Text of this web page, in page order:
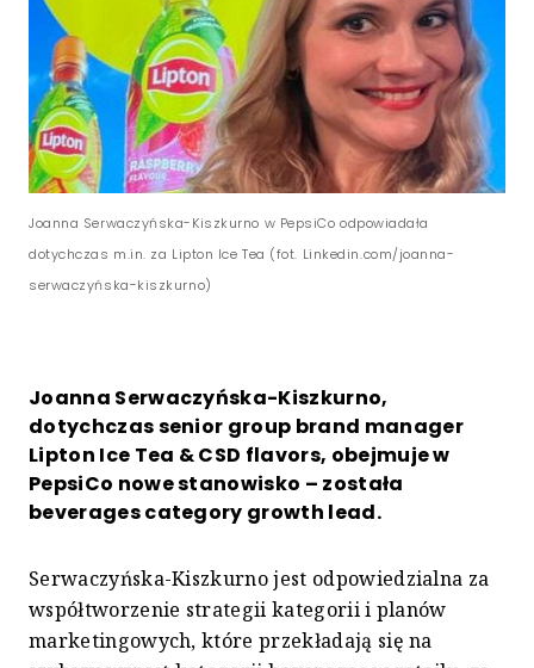
Joanna Serwaczyńska-Kiszkurno w PepsiCo odpowiadała
dotychczas m.in. za Lipton Ice Tea (fot. Linkedin.com/joanna-
serwaczyńska-kiszkurno)
Joanna Serwaczyńska-Kiszkurno,
dotychczas senior group brand manager
Lipton Ice Tea & CSD flavors, obejmuje w
PepsiCo nowe stanowisko – została
beverages category growth lead.
Serwaczyńska-Kiszkurno jest odpowiedzialna za
współtworzenie strategii kategorii i planów
marketingowych, które przekładają się na